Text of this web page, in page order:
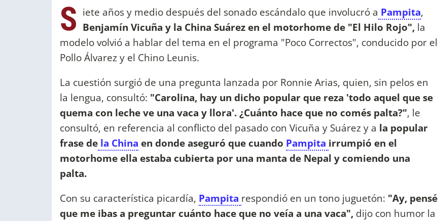
S iete años y medio después del sonado escándalo que involucró a Pampita,
Benjamín Vicuña y la China Suárez en el motorhome de "El Hilo Rojo", la
modelo volvió a hablar del tema en el programa "Poco Correctos", conducido por el
Pollo Álvarez y el Chino Leunis.
La cuestión surgió de una pregunta lanzada por Ronnie Arias, quien, sin pelos en
la lengua, consultó: "Carolina, hay un dicho popular que reza 'todo aquel que se
quema con leche ve una vaca y llora'. ¿Cuánto hace que no comés palta?", le
consultó, en referencia al conflicto del pasado con Vicuña y Suárez y a la popular
frase de la China en donde aseguró que cuando Pampita irrumpió en el
motorhome ella estaba cubierta por una manta de Nepal y comiendo una
palta.
Con su característica picardía, Pampita respondió en un tono juguetón: "Ay, pensé
que me ibas a preguntar cuánto hace que no veía a una vaca", dijo con humor la